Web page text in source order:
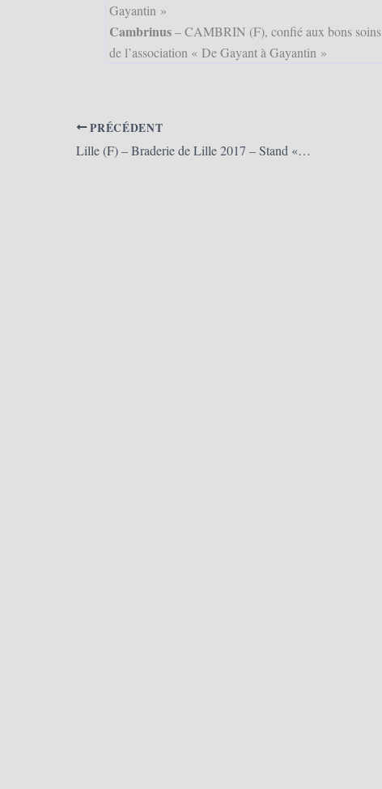
Gayantin »
Cambrinus– CAMBRIN (F), confié aux bons soins
de l’association « De Gayant à Gayantin »
PRÉCÉDENT
Lille (F) – Braderie de Lille 2017 – Stand « Les Amis des Géants de Lille » (02/09/2017)